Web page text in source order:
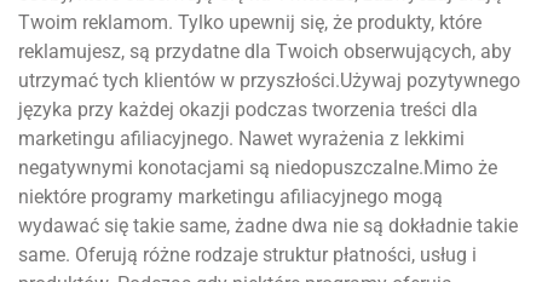
Twoim reklamom. Tylko upewnij się, że produkty, które
reklamujesz, są przydatne dla Twoich obserwujących, aby
utrzymać tych klientów w przyszłości.Używaj pozytywnego
języka przy każdej okazji podczas tworzenia treści dla
marketingu afiliacyjnego. Nawet wyrażenia z lekkimi
negatywnymi konotacjami są niedopuszczalne.Mimo że
niektóre programy marketingu afiliacyjnego mogą
wydawać się takie same, żadne dwa nie są dokładnie takie
same. Oferują różne rodzaje struktur płatności, usług i